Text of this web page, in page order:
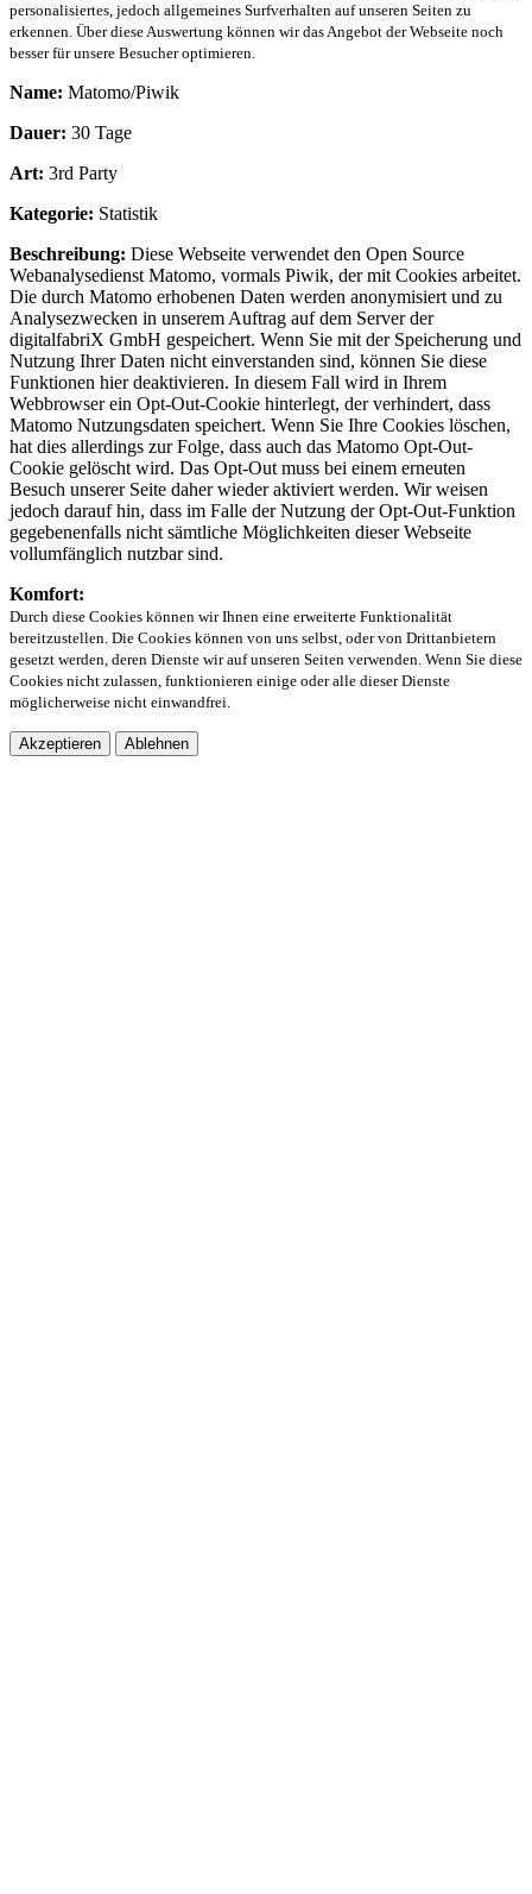
personalisiertes, jedoch allgemeines Surfverhalten auf unseren Seiten zu
erkennen. Über diese Auswertung können wir das Angebot der Webseite noch
besser für unsere Besucher optimieren.
Name: Matomo/Piwik
Dauer: 30 Tage
Art: 3rd Party
Kategorie: Statistik
Beschreibung: Diese Webseite verwendet den Open Source
Webanalysedienst Matomo, vormals Piwik, der mit Cookies arbeitet.
Die durch Matomo erhobenen Daten werden anonymisiert und zu
Analysezwecken in unserem Auftrag auf dem Server der
digitalfabriX GmbH gespeichert. Wenn Sie mit der Speicherung und
Nutzung Ihrer Daten nicht einverstanden sind, können Sie diese
Funktionen hier deaktivieren. In diesem Fall wird in Ihrem
Webbrowser ein Opt-Out-Cookie hinterlegt, der verhindert, dass
Matomo Nutzungsdaten speichert. Wenn Sie Ihre Cookies löschen,
hat dies allerdings zur Folge, dass auch das Matomo Opt-Out-
Cookie gelöscht wird. Das Opt-Out muss bei einem erneuten
Besuch unserer Seite daher wieder aktiviert werden. Wir weisen
jedoch darauf hin, dass im Falle der Nutzung der Opt-Out-Funktion
gegebenenfalls nicht sämtliche Möglichkeiten dieser Webseite
vollumfänglich nutzbar sind.
Komfort:
Durch diese Cookies können wir Ihnen eine erweiterte Funktionalität
bereitzustellen. Die Cookies können von uns selbst, oder von Drittanbietern
gesetzt werden, deren Dienste wir auf unseren Seiten verwenden. Wenn Sie diese
Cookies nicht zulassen, funktionieren einige oder alle dieser Dienste
möglicherweise nicht einwandfrei.
Akzeptieren Ablehnen